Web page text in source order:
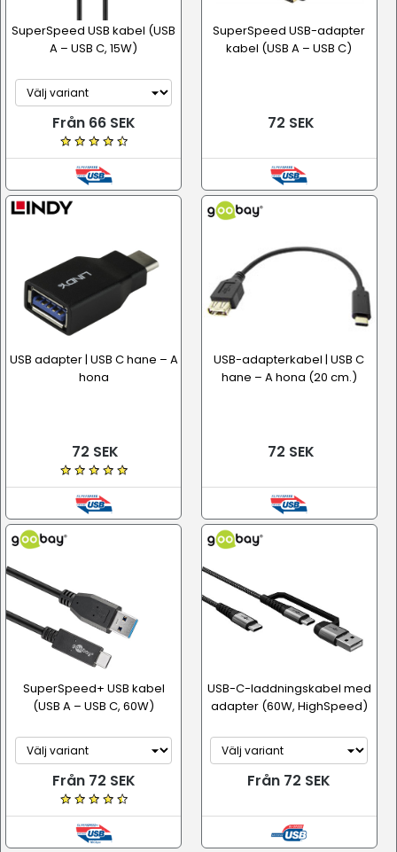
SuperSpeed USB kabel (USB
A – USB C, 15W)
Från 66 SEK
SuperSpeed USB-adapter
kabel (USB A – USB C)
72 SEK
USB adapter | USB C hane – A
hona
72 SEK
USB-adapterkabel | USB C
hane – A hona (20 cm.)
72 SEK
SuperSpeed+ USB kabel
(USB A – USB C, 60W)
Från 72 SEK
USB-C-laddningskabel med
adapter (60W, HighSpeed)
Från 72 SEK